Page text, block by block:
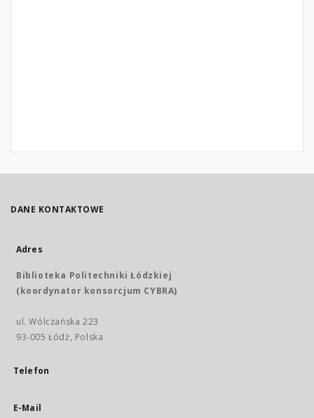
DANE KONTAKTOWE
Adres
Biblioteka Politechniki Łódzkiej
(koordynator konsorcjum CYBRA)
ul. Wólczańska 223
93-005 Łódź, Polska
Telefon
E-Mail